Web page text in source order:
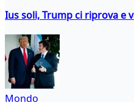
Ius soli, Trump ci riprova e
Mondo